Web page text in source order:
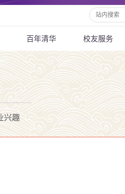
百年清华 校友服务
兴趣